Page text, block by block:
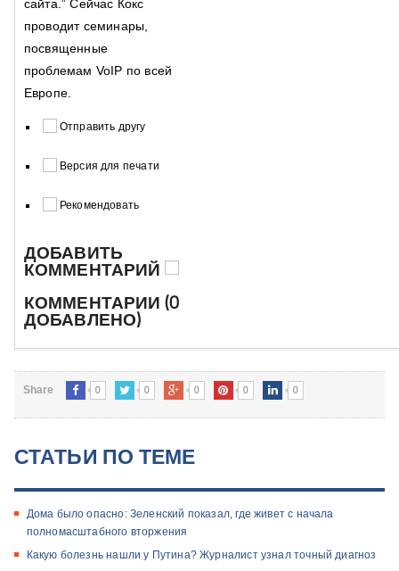
сайта.” Сейчас Кокс
проводит семинары,
посвященные
проблемам VoIP по всей
Европе.
Отправить другу
Версия для печати
Рекомендовать
ДОБАВИТЬ
КОММЕНТАРИЙ
КОММЕНТАРИИ (0
ДОБАВЛЕНО)
Share 0 0 0 0 0
СТАТЬИ ПО ТЕМЕ
Дома было опасно: Зеленский показал, где живет с начала
полномасштабного вторжения
Какую болезнь нашли у Путина? Журналист узнал точный диагноз